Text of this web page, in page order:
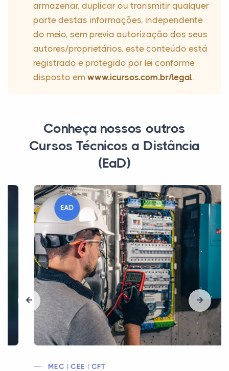
armazenar, duplicar ou transmitir qualquer
parte destas informações, independente
do meio, sem previa autorização dos seus
autores/proprietários, este conteúdo está
registrado e protegido por lei conforme
disposto em www.icursos.com.br/legal.
Conheça nossos outros
Cursos Técnicos a Distância
(EaD)
EAD
MEC | CEE | CFT